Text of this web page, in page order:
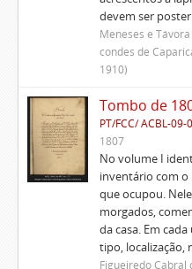
devem ser
Meneses e
condes de
1910)
Tombo de
PT/FCC/ ACBL-09-
1807
No volume I
inventário com o
que ocupou.
morgados,
da casa. Em
tipo, localização,
Figueiredo Cabral